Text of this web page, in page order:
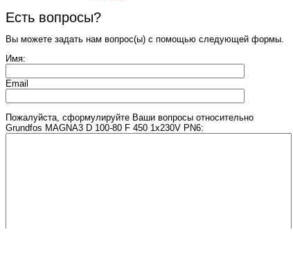
Есть вопросы?
Вы можете задать нам вопрос(ы) с помощью следующей формы.
Имя:
Email
Пожалуйста, сформулируйте Ваши вопросы относительно
Grundfos MAGNA3 D 100-80 F 450 1x230V PN6: